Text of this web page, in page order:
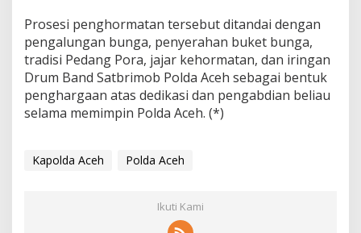
Prosesi penghormatan tersebut ditandai dengan
pengalungan bunga, penyerahan buket bunga,
tradisi Pedang Pora, jajar kehormatan, dan iringan
Drum Band Satbrimob Polda Aceh sebagai bentuk
penghargaan atas dedikasi dan pengabdian beliau
selama memimpin Polda Aceh. (*)
Kapolda Aceh Polda Aceh
Ikuti Kami